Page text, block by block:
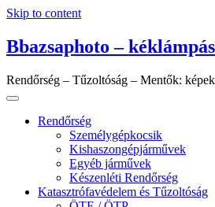
Skip to content
Bbazsaphoto –
Rendőrség – Tűzoltóság – Mentők:
Rendőrség
Személygépkocsik
Kishaszongépjárművek
Egyéb járművek
Készenléti Rendőrség
Katasztrófavédelem és Tűzoltóság